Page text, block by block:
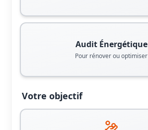
Audit Énergétique
Pour rénover ou optimiser
Votre objectif